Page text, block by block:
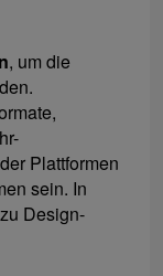
, um die
Plattformen
sein. In
Design-